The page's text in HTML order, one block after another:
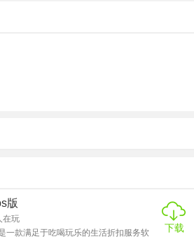
外卖袋鼠的神奇口袋里，你想要的通
轻一点，一大批好友红包等你来偷。
理由
;
行拼单，参与的拼单活动仅限在发起
也有一定限制;
的应用，用户可以邀请好友和你一起
高额满减优惠，帮你省钱。
。有了这个app，用户在网购时就可以
，快速找到商品优惠券和折扣信息，快
版
在玩
一款满足于吃喝玩乐的生活折扣服务软
下载